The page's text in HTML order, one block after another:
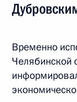
Временно
Челябинской